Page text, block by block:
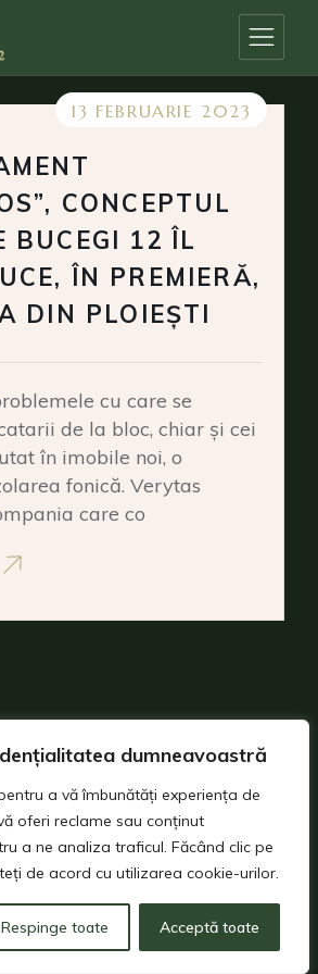
dumneavoastră
a vă îmbunătăți experiența de
oferi reclame sau conținut
a ne analiza traficul. Făcând clic pe
de acord cu utilizarea cookie-urilor.
Respinge toate Acceptă toate
13 FEBRUARIE 2023
CONCEPTUL
BUCEGI 12 ÎL
ÎN PREMIERĂ,
DIN PLOIEȘTI
cu care se
de la bloc, chiar și cei
în imobile noi, o
fonică. Verytas
care co